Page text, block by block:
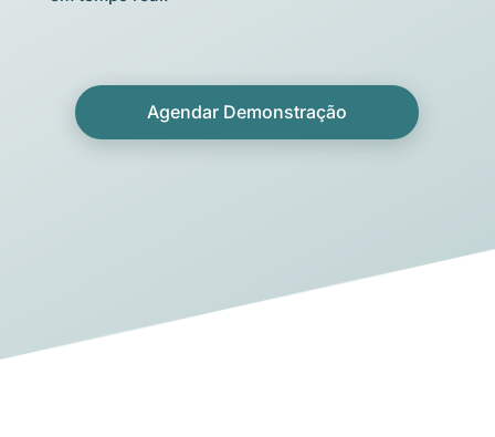
Agendar Demonstração